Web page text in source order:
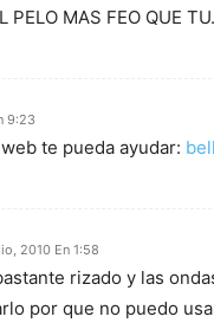
PELO MAS FEO QUE
9:23
te pueda ayudar:
2010 En 1:58
rizado y las
por que no puedo